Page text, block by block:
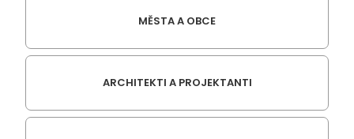
MĚSTA A OBCE
ARCHITEKTI A PROJEKTANTI